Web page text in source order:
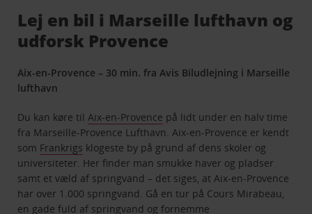
Lej en bil i Marseille lufthavn og
udforsk Provence
Aix-en-Provence – 30 min. fra Avis Biludlejning i Marseille
lufthavn
Du kan køre til Aix-en-Provence på lidt under en halv time
fra Marseille-Provence Lufthavn. Aix-en-Provence er kendt
som Frankrigs klogeste by på grund af dens skoler og
universiteter. Her finder man smukke haver og pladser
samt et væld af springvand – det siges, at Aix-en-Provence
har over 1.000 springvand. Gå en tur på Cours Mirabeau,
en gade fuld af springvand og fornemme